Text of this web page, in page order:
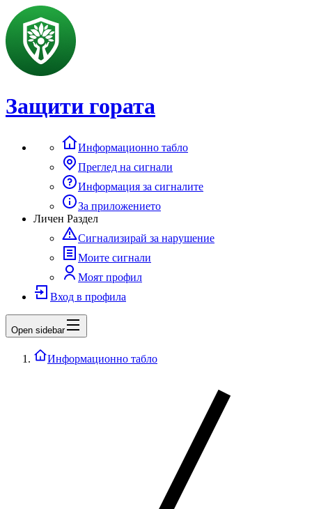
Защити гората
Информационно табло
Преглед на сигнали
Информация за сигналите
За приложението
Личен Раздел
Сигнализирай за нарушение
Моите сигнали
Моят профил
Вход в профила
Open sidebar
Информационно табло